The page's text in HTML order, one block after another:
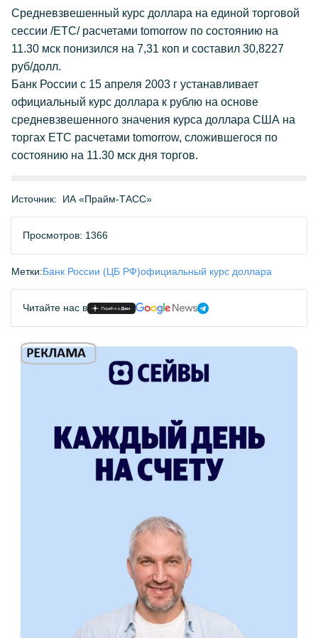
Средневзвешенный курс доллара на единой торговой
сессии /ЕТС/ расчетами tomorrow по состоянию на
11.30 мск понизился на 7,31 коп и составил 30,8227
руб/долл.
Банк России с 15 апреля 2003 г устанавливает
официальный курс доллара к рублю на основе
средневзвешенного значения курса доллара США на
торгах ETC расчетами tomorrow, сложившегося по
состоянию на 11.30 мск дня торгов.
Источник: ИА «Прайм-ТАСС»
Просмотров: 1366
Метки:Банк России (ЦБ РФ)официальный курс доллара
Читайте нас в